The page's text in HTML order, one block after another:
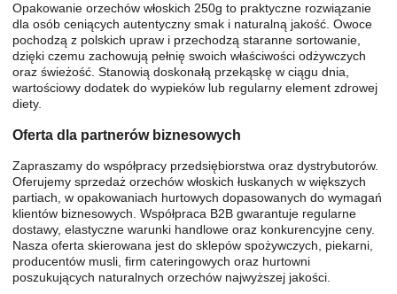
Opakowanie orzechów włoskich 250g to praktyczne rozwiązanie
dla osób ceniących autentyczny smak i naturalną jakość. Owoce
pochodzą z polskich upraw i przechodzą staranne sortowanie,
dzięki czemu zachowują pełnię swoich właściwości odżywczych
oraz świeżość. Stanowią doskonałą przekąskę w ciągu dnia,
wartościowy dodatek do wypieków lub regularny element zdrowej
diety.
Oferta dla partnerów biznesowych
Zapraszamy do współpracy przedsiębiorstwa oraz dystrybutorów.
Oferujemy sprzedaż orzechów włoskich łuskanych w większych
partiach, w opakowaniach hurtowych dopasowanych do wymagań
klientów biznesowych. Współpraca B2B gwarantuje regularne
dostawy, elastyczne warunki handlowe oraz konkurencyjne ceny.
Nasza oferta skierowana jest do sklepów spożywczych, piekarni,
producentów musli, firm cateringowych oraz hurtowni
poszukujących naturalnych orzechów najwyższej jakości.